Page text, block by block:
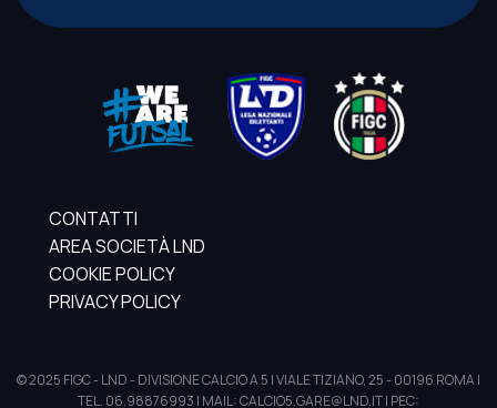
CONTATTI
AREA SOCIETÀ LND
COOKIE POLICY
PRIVACY POLICY
© 2025 FIGC - LND - DIVISIONE CALCIO A 5 | VIALE TIZIANO, 25 - 00196 ROMA |
TEL. 06.98876993 | MAIL: CALCIO5.GARE@LND.IT | PEC: